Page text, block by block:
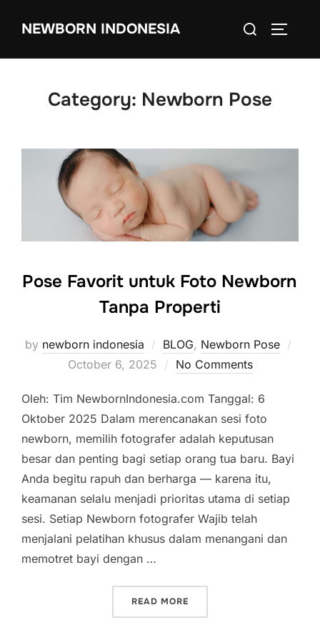
NEWBORN INDONESIA
Search
Category: Newborn Pose
Pose Favorit untuk Foto Newborn
Tanpa Properti
by newborn indonesia BLOG, Newborn Pose
October 6, 2025 No Comments
Oleh: Tim NewbornIndonesia.com Tanggal: 6
Oktober 2025 Dalam merencanakan sesi foto
newborn, memilih fotografer adalah keputusan
besar dan penting bagi setiap orang tua baru. Bayi
Anda begitu rapuh dan berharga — karena itu,
keamanan selalu menjadi prioritas utama di setiap
sesi. Setiap Newborn fotografer Wajib telah
menjalani pelatihan khusus dalam menangani dan
memotret bayi dengan …
READ MORE